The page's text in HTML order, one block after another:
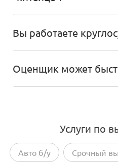
Вы работаете
Оценщик может
Услуги по
Авто б/у Срочный